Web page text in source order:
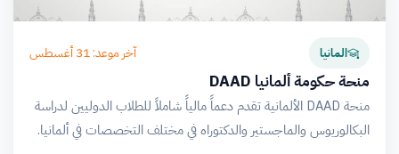
المانيا آخر موعد: 31 أغسطس
منحة حكومة ألمانيا DAAD
منحة DAAD الألمانية تقدم دعماً مالياً شاملاً للطلاب الدوليين لدراسة
البكالوريوس والماجستير والدكتوراه في مختلف التخصصات في ألمانيا.